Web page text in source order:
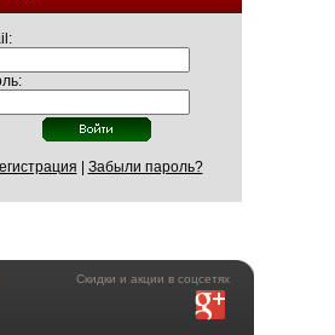
Забыли пароль?
Скидки и акции в соцсетях